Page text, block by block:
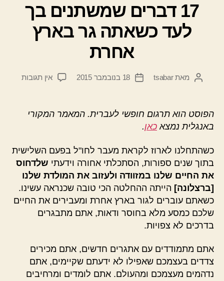
17 דברים שמשתנים בך
לעד כשאתה גר בארץ
אחרת
המחבר
מאתtsabar
תאריך
18 בנובמבר 2015 אין תגובותעל
גר
בארץ
הפוסט הוא תרגום חופשי לעברית. המאמר המקורי
באנגלית נמצא כאן.
כשהתחלנו לארוז לקראת מעבר לחו"ל בפעם השלישית
בתוך שנים ספורות, הסתכלתי אחורה וידעתי שלדחוס
את החיים שלנו במזוודה ולעזוב את המולדת שלנו
[ברצלונה] הייתה ההחלטה הכי טובה שכנראה עשינו.
כשאתם עוברים לגור בארץ אחרת ומעבירים את החיים
שלכם כמסע מלא בחוסר ודאות, אתם מתבגרים
בדרכים לא צפויות.
אתם מתמודדים עם אתגרים חדשים, אתם מכירים
צדדים בעצמכם שאפילו לא ידעתם שקיימים, אתם
נדהמים מעצמכם ומהעולם. אתם לומדים ומרחיבים